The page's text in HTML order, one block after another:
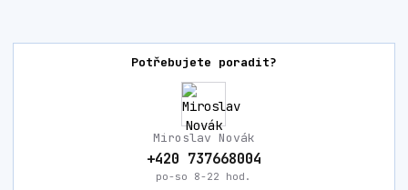
Potřebujete poradit?
Miroslav Novák
+420 737668004
po-so 8-22 hod.